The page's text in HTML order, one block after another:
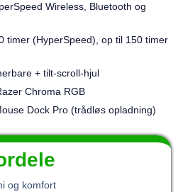
Wireless, Bluetooth og
timer (HyperSpeed), op til 150 timer
+ tilt-scroll-hjul
Chroma RGB
Dock Pro (trådløs opladning)
og komfort